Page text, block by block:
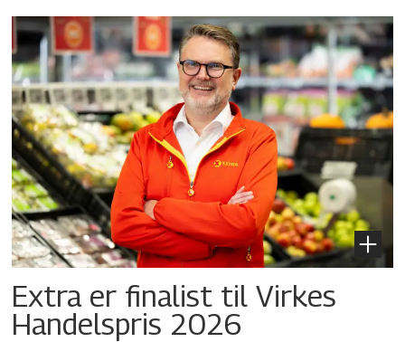
Extra er finalist til Virkes
Handelspris 2026